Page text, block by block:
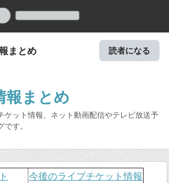
まとめ 読者になる
報まとめ
ケット情報、ネット動画配信やテレビ放送予
す。
今後のライブチケット情報